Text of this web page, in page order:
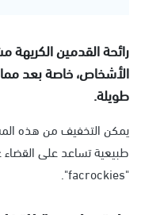
رائحة القدمين
الأشخاص، خاصة بعد
طويلة.
يمكن التخفيف من هذه
طبيعية تساعد على القضاء
"facrockies".